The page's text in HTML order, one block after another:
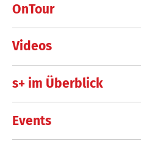
OnTour
Videos
s+ im Überblick
Events